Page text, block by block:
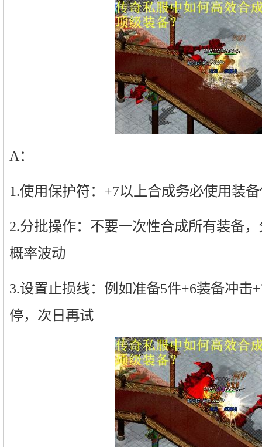
A：
1.使用保护符：+7以上合成务必使用装
2.分批操作：不要一次性合成所有装备
概率波动
3.设置止损线：例如准备5件+6装备冲击
停，次日再试